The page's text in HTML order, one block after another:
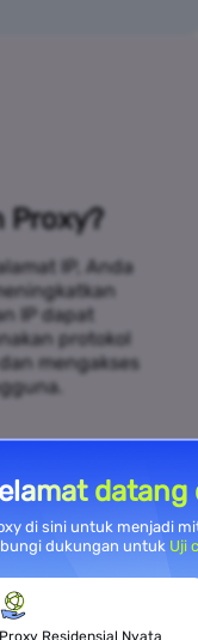
Proxy?
IP, Anda
IP dapat
protokol
mengakses
datang
di sini untuk menjadi
dukungan untuk Uji
Proxy Residensial Nyata